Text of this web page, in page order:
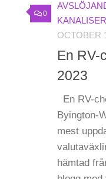
0
OCTOBER
En RV-
2023
En RV-
Byington-
mest
hämtad